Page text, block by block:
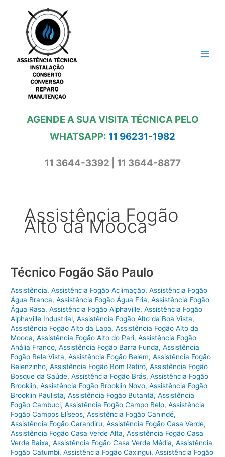
conteúdo
AGENDE A SUA VISITA TÉCNICA PELO
WHATSAPP: 11 96231-1982
11 3644-3392 | 11 3644-8877
Assistência Fogão
Alto da Mooca
Técnico Fogão São Paulo
Assistência,Assistência Fogão Aclimação,Assistência Fogão
Água Branca,Assistência Fogão Água Fria,Assistência Fogão
Água Rasa,Assistência Fogão Alphaville,Assistência Fogão
Alphaville Industrial,Assistência Fogão Alto da Boa Vista,
Assistência Fogão Alto da Lapa,Assistência Fogão Alto da
Mooca,Assistência Fogão Alto do Pari,Assistência Fogão
Anália Franco,Assistência Fogão Barra Funda,Assistência
Fogão Bela Vista,Assistência Fogão Belém,Assistência Fogão
Belenzinho,Assistência Fogão Bom Retiro,Assistência Fogão
Bosque da Saúde,Assistência Fogão Brás,Assistência Fogão
Brooklin,Assistência Fogão Brooklin Novo,Assistência Fogão
Brooklin Paulista,Assistência Fogão Butantã,Assistência
Fogão Cambuci,Assistência Fogão Campo Belo,Assistência
Fogão Campos Elíseos,Assistência Fogão Canindé,
Assistência Fogão Carandiru,Assistência Fogão Casa Verde,
Assistência Fogão Casa Verde Alta,Assistência Fogão Casa
Verde Baixa,Assistência Fogão Casa Verde Média,Assistência
Fogão Catumbi,Assistência Fogão Caxingui,Assistência Fogão